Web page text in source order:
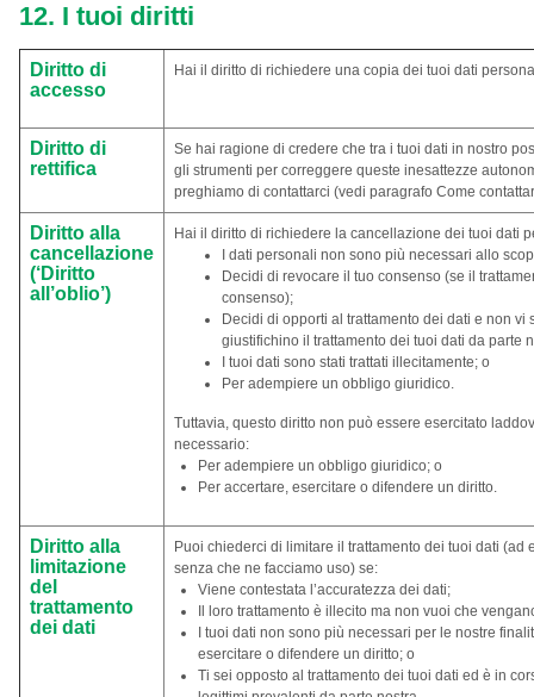
12. I tuoi diritti
Diritto di
accesso
Hai il diritto di richiedere una copia dei tuoi dati
Diritto di
rettifica
Se hai ragione di credere che tra i tuoi dati in nostro
gli strumenti per correggere queste inesattezze
preghiamo di contattarci (vedi paragrafo Come
Diritto alla
cancellazione
(‘Diritto
all’oblio’)
Hai il diritto di richiedere la cancellazione dei tuoi dati
I dati personali non sono più necessari allo
Decidi di revocare il tuo consenso (se il
consenso);
Decidi di opporti al trattamento dei dati e non
giustifichino il trattamento dei tuoi dati da parte
I tuoi dati sono stati trattati illecitamente; o
Per adempiere un obbligo giuridico.
Tuttavia, questo diritto non può essere esercitato
necessario:
Per adempiere un obbligo giuridico; o
Per accertare, esercitare o difendere un diritto.
Diritto alla
limitazione
del
trattamento
dei dati
Puoi chiederci di limitare il trattamento dei tuoi dati
senza che ne facciamo uso) se:
Viene contestata l’accuratezza dei dati;
Il loro trattamento è illecito ma non vuoi che
I tuoi dati non sono più necessari per le nostre
esercitare o difendere un diritto; o
Ti sei opposto al trattamento dei tuoi dati ed è in